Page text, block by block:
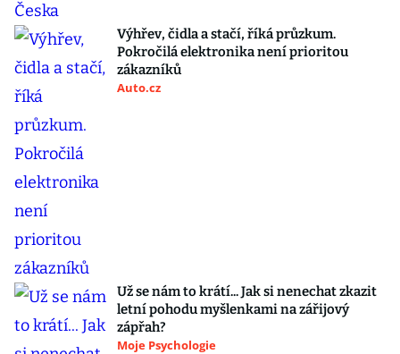
Výhřev, čidla a stačí, říká průzkum.
Pokročilá elektronika není prioritou
zákazníků
Auto.cz
Už se nám to krátí... Jak si nenechat zkazit
letní pohodu myšlenkami na zářijový
zápřah?
Moje Psychologie